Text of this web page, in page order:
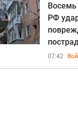
Восемь
РФ
07:42